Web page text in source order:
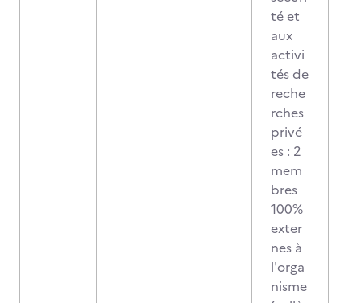
té et
aux
activi
tés de
reche
rches
privé
es : 2
mem
bres
100%
exter
nes à
l'orga
nisme